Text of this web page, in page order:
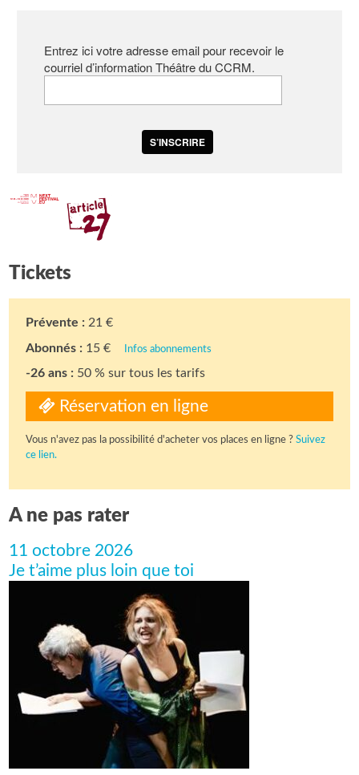
Entrez ici votre adresse email pour recevoir le
courriel d’information Théâtre du CCRM.
S’INSCRIRE
Tickets
Prévente : 21 €
Abonnés : 15 € Infos abonnements
-26 ans : 50 % sur tous les tarifs
Réservation en ligne
Vous n'avez pas la possibilité d'acheter vos places en ligne ?Suivez
ce lien.
A ne pas rater
11 octobre 2026
Je t’aime plus loin que toi